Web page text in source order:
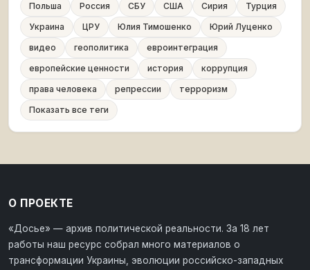
Польша
Россия СБУ США Сирия
Турция
Украина
ЦРУ Юлия Тимошенко
Юрий Луценко
видео
геополитика
евроинтеграция
европейские ценности
история
коррупция
права человека
репрессии
терроризм
Показать все теги
О ПРОЕКТЕ
«Досье» — архив политической реальности. За 18 лет
работы наш ресурс собрал много материалов о
трансформации Украины, эволюции российско-западных